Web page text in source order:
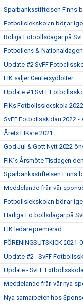
Sparbanksstiftelsen Finns
Fotbollslekskolan börjar
Roliga Fotbollsdagar på
Fotbollens & Nationaldagen
Update #2 SvFF
FIK säljer Centersydlotter
Update #1 SvFF
FIKs Fotbollsslekskola 2022
SvFF Fotbollsskolan 2022 -
Årets FIKare 2021
God Jul & Gott Nytt 2022
FIK´s Årsmöte Tisdagen
Sparbanksstiftelsen Finns
Meddelande från vår
Fotbollslekskolan börjar
Härliga Fotbollsdagar på
FIK ledare premierad
FÖRENINGSUTSKICK 2021-
Update #2 - SvFF
Update - SvFF
Meddelande från vår nya
Nya samarbeten hos